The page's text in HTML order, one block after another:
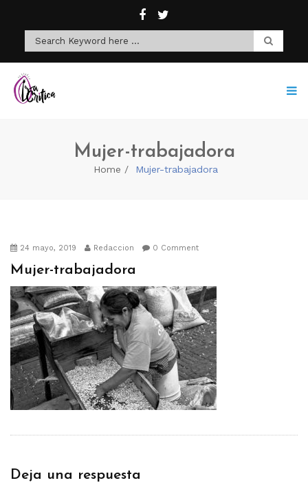
Mujer-trabajadora
Home Mujer-trabajadora
24 mayo, 2019 Redaccion 0 Comment
Mujer-trabajadora
Deja una respuesta